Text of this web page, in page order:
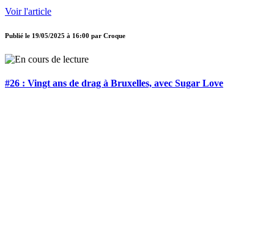
Voir l'article
Publié le 19/05/2025 à 16:00 par Croque
#26 : Vingt ans de drag à Bruxelles, avec Sugar Love